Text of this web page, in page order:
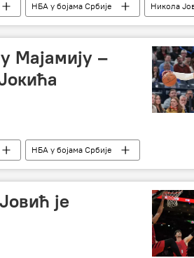
НБА у бојама Србије
Никола
Мајамију –
НБА у бојама Србије
је